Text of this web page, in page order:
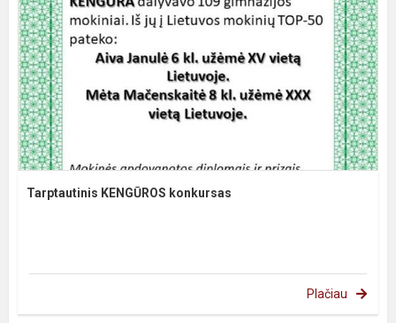
Tarptautinis KENGŪROS konkursas
Plačiau